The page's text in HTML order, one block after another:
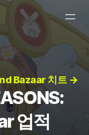
Bazaar 치트 →
업적